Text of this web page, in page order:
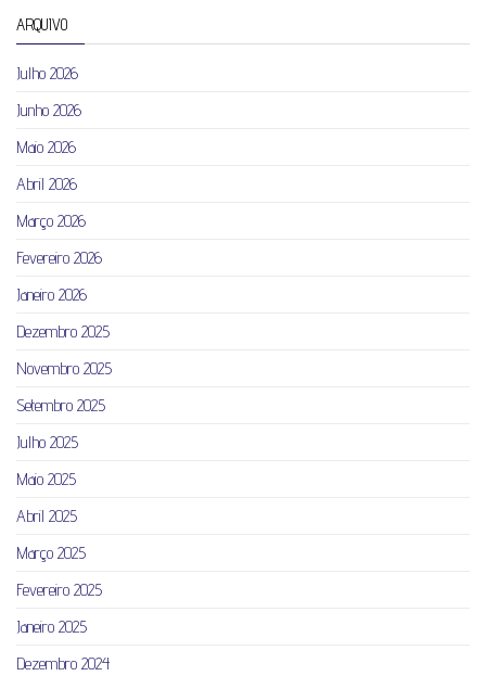
ARQUIVO
Julho 2026
Junho 2026
Maio 2026
Abril 2026
Março 2026
Fevereiro 2026
Janeiro 2026
Dezembro 2025
Novembro 2025
Setembro 2025
Julho 2025
Maio 2025
Abril 2025
Março 2025
Fevereiro 2025
Janeiro 2025
Dezembro 2024